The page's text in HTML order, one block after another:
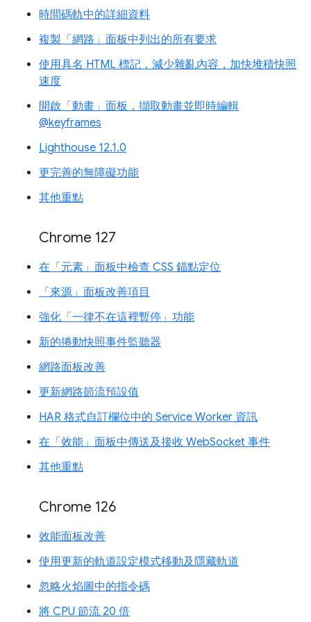
時間碼軌中的詳細資料
複製「網路」面板中列出的所有要求
使用具名 HTML 標記，減少雜亂內容，加快堆積快照
速度
開啟「動畫」面板，擷取動畫並即時編輯
@keyframes
Lighthouse 12.1.0
更完善的無障礙功能
其他重點
Chrome 127
在「元素」面板中檢查 CSS 錨點定位
「來源」面板改善項目
強化「一律不在這裡暫停」功能
新的捲動快照事件監聽器
網路面板改善
更新網路節流預設值
HAR 格式自訂欄位中的 Service Worker 資訊
在「效能」面板中傳送及接收 WebSocket 事件
其他重點
Chrome 126
效能面板改善
使用更新的軌道設定模式移動及隱藏軌道
忽略火焰圖中的指令碼
將 CPU 節流 20 倍